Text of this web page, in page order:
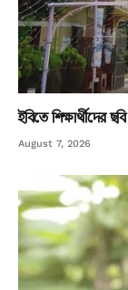
ইবিতে শিক্ষার্থীদের
August 7, 2026